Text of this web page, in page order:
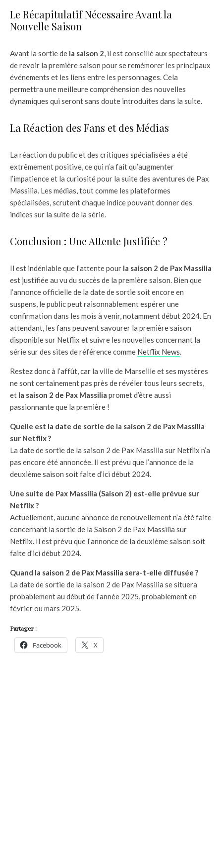
Le Récapitulatif Nécessaire Avant la
Nouvelle Saison
Avant la sortie de la saison 2, il est conseillé aux spectateurs
de revoir la première saison pour se remémorer les principaux
événements et les liens entre les personnages. Cela
permettra une meilleure compréhension des nouvelles
dynamiques qui seront sans doute introduites dans la suite.
La Réaction des Fans et des Médias
La réaction du public et des critiques spécialisées a été
extrêmement positive, ce qui n’a fait qu’augmenter
l’impatience et la curiosité pour la suite des aventures de Pax
Massilia. Les médias, tout comme les plateformes
spécialisées, scrutent chaque indice pouvant donner des
indices sur la suite de la série.
Conclusion : Une Attente Justifiée ?
Il est indéniable que l’attente pour la saison 2 de Pax Massilia
est justifiée au vu du succès de la première saison. Bien que
l’annonce officielle de la date de sortie soit encore en
suspens, le public peut raisonnablement espérer une
confirmation dans les mois à venir, notamment début 2024. En
attendant, les fans peuvent savourer la première saison
disponible sur Netflix et suivre les nouvelles concernant la
série sur des sites de référence comme Netflix News.
Restez donc à l’affût, car la ville de Marseille et ses mystères
ne sont certainement pas près de révéler tous leurs secrets,
et la saison 2 de Pax Massilia promet d’être aussi
passionnante que la première !
Quelle est la date de sortie de la saison 2 de Pax Massilia
sur Netflix ?
La date de sortie de la saison 2 de Pax Massilia sur Netflix n’a
pas encore été annoncée. Il est prévu que l’annonce de la
deuxième saison soit faite d’ici début 2024.
Une suite de Pax Massilia (Saison 2) est-elle prévue sur
Netflix ?
Actuellement, aucune annonce de renouvellement n’a été faite
concernant la sortie de la Saison 2 de Pax Massilia sur
Netflix. Il est prévu que l’annonce de la deuxième saison soit
faite d’ici début 2024.
Quand la saison 2 de Pax Massilia sera-t-elle diffusée ?
La date de sortie de la saison 2 de Pax Massilia se situera
probablement au début de l’année 2025, probablement en
février ou mars 2025.
Partager :
Facebook X